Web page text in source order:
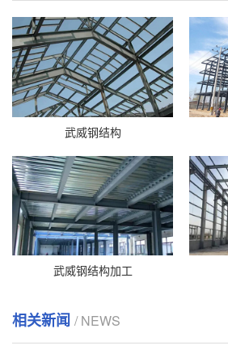
武威钢结构
武威钢结构加工
相关新闻 / NEWS